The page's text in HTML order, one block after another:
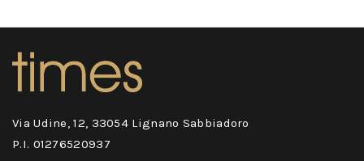
Via Udine, 12, 33054 Lignano Sabbiadoro
P.I. 01276520937